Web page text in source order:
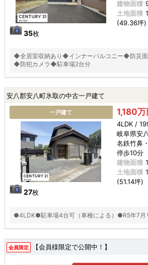
35枚
建物面積
土地面積
(49.36坪)
◆全居室収納あり◆インナーバルコニー◆防災面
◆防犯カメラ◆駐車場2台分
安八郡安八町氷取の中古一戸建て
一戸建て
27枚
1,180万
4LDK /
岐阜県安
名鉄竹鼻
停歩10分
建物面積
土地面積
(51.14坪)
●4LDK●駐車場4台可（車種による）●R5年7月
会員限定 【会員様限定で公開中！】